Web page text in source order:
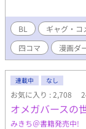
BL ギャグ・コ
四コマ
漫画ダ
連載中 なし
お気に入り : 2,708
オメガバースの
みきち＠書籍発売中!